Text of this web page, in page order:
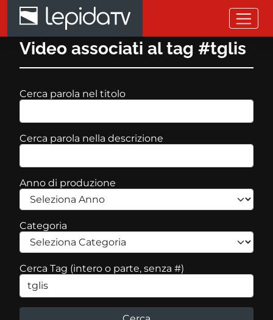
Salta al contenuto principale
Video associati al tag #tglis
Cerca parola nel titolo
Cerca parola nella descrizione
Anno di produzione
Categoria
Cerca Tag (intero o parte, senza #)